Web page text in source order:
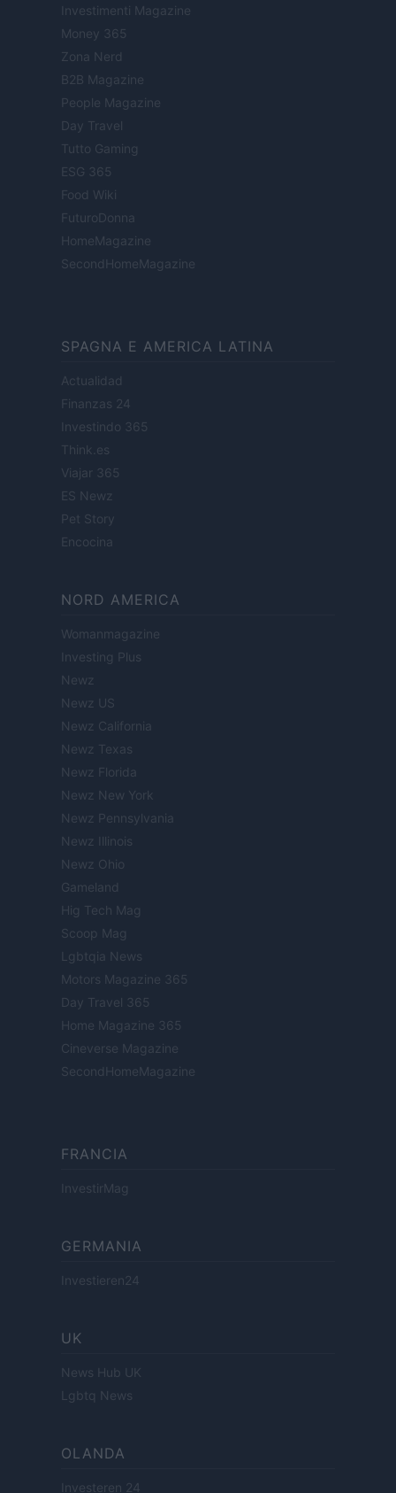
Investimenti Magazine
Money 365
Zona Nerd
B2B Magazine
People Magazine
Day Travel
Tutto Gaming
ESG 365
Food Wiki
FuturoDonna
HomeMagazine
SecondHomeMagazine
SPAGNA E AMERICA LATINA
Actualidad
Finanzas 24
Investindo 365
Think.es
Viajar 365
ES Newz
Pet Story
Encocina
NORD AMERICA
Womanmagazine
Investing Plus
Newz
Newz US
Newz California
Newz Texas
Newz Florida
Newz New York
Newz Pennsylvania
Newz Illinois
Newz Ohio
Gameland
Hig Tech Mag
Scoop Mag
Lgbtqia News
Motors Magazine 365
Day Travel 365
Home Magazine 365
Cineverse Magazine
SecondHomeMagazine
FRANCIA
InvestirMag
GERMANIA
Investieren24
UK
News Hub UK
Lgbtq News
OLANDA
Investeren 24